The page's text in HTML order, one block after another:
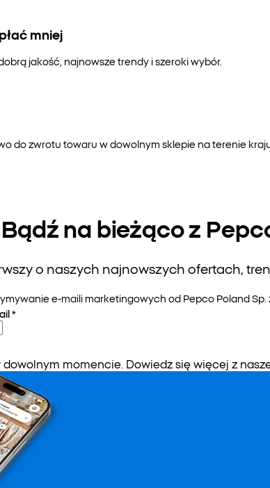
mniej
jakość, najnowsze trendy i szeroki wybór.
do zwrotu towaru w dowolnym sklepie na terenie
na bieżąco z
o naszych najnowszych ofertach,
e-maili marketingowych od Pepco Poland Sp.
*
momencie. Dowiedz się więcej z